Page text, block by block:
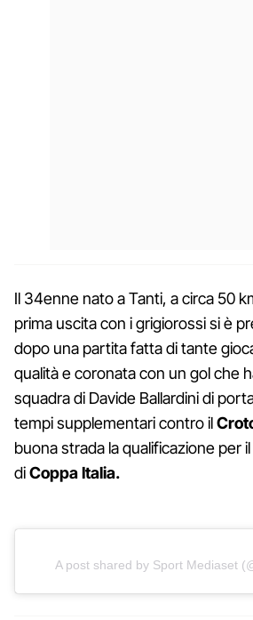
Il 34enne nato a Tanti, a circa 50
prima uscita con i grigiorossi si è
dopo una partita fatta di tante
qualità e coronata con un gol che
squadra di Davide Ballardini di
tempi supplementari contro il
buona strada la qualificazione per
diCoppa Italia.
A post shared by Sport Mediaset